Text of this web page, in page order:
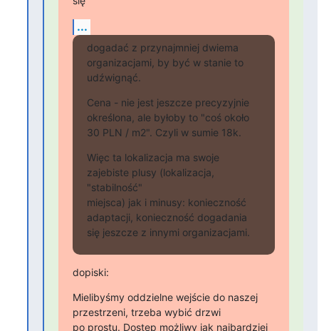
...
dogadać z przynajmniej dwiema
organizacjami, by być w stanie to
udźwignąć.
Cena - nie jest jeszcze precyzyjnie
określona, ale byłoby to "coś około
30 PLN / m2". Czyli w sumie 18k.
Więc ta lokalizacja ma swoje
zajebiste plusy (lokalizacja,
"stabilność"
miejsca) jak i minusy: konieczność
adaptacji, konieczność dogadania
się jeszcze z innymi organizacjami.
dopiski:
Mielibyśmy oddzielne wejście do naszej
przestrzeni, trzeba wybić drzwi
po prostu. Dostęp możliwy jak najbardziej